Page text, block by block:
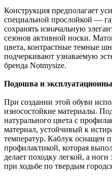
Конструкция предполагает
специальной прослойкой —
сохранять изначальную
сезонов активной носки.
цвета, контрастные темные
подчеркивают узнаваемую
бренда Notmysize.
Подошва и
При создании этой обуви
износостойкие материалы.
натурального цвета с
материал, устойчивый к
температур. Каблук оснащен
профилактикой, которая
делает походку легкой, а
при ходьбе по твердым